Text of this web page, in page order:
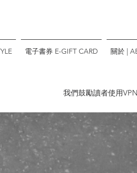
電子書券 E-GIFT CARD 關於 |
我們鼓勵讀者使用